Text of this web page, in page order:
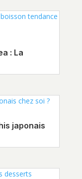
: La
japonais